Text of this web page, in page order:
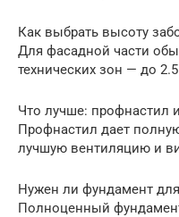
Как выбрать высоту
Для фасадной части
технических зон — до
Что лучше: профнастил
Профнастил дает
лучшую вентиляцию и
Нужен ли фундамент
Полноценный